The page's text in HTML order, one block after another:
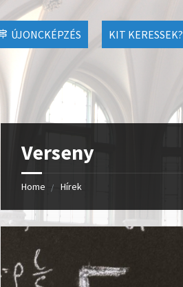
ÚJONCKÉPZÉS KIT KERESSEK?
Verseny
Home Hírek